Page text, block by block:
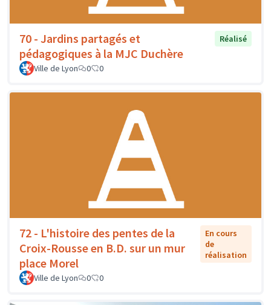
70 - Jardins partagés et
pédagogiques à la MJC Duchère
Réalisé
Ville de Lyon 0 0
72 - L'histoire des pentes de la
Croix-Rousse en B.D. sur un mur
place Morel
En cours
de
réalisation
Ville de Lyon 0 0